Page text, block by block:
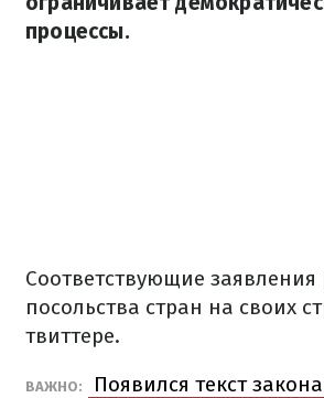
процессы.
Соответствующие заявления
посольства стран на своих
твиттере.
ВАЖНО:
Появился текст